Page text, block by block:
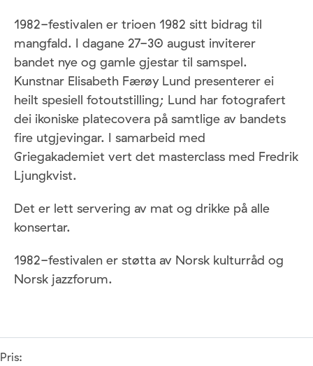
1982-festivalen er trioen 1982 sitt bidrag til
mangfald. I dagane 27-30 august inviterer
bandet nye og gamle gjestar til samspel.
Kunstnar Elisabeth Færøy Lund presenterer ei
heilt spesiell fotoutstilling; Lund har fotografert
dei ikoniske platecovera på samtlige av bandets
fire utgjevingar. I samarbeid med
Griegakademiet vert det masterclass med Fredrik
Ljungkvist.
Det er lett servering av mat og drikke på alle
konsertar.
1982-festivalen er støtta av Norsk kulturråd og
Norsk jazzforum.
Pris: